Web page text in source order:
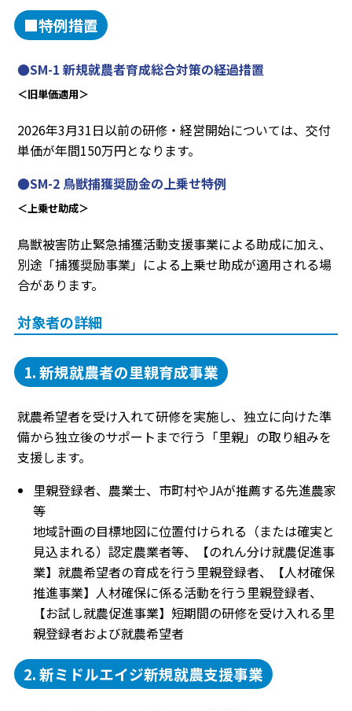
■特例措置
●SM-1 新規就農者育成総合対策の経過措置
＜旧単価適用＞
2026年3月31日以前の研修・経営開始については、交付
単価が年間150万円となります。
●SM-2 鳥獣捕獲奨励金の上乗せ特例
＜上乗せ助成＞
鳥獣被害防止緊急捕獲活動支援事業による助成に加え、
別途「捕獲奨励事業」による上乗せ助成が適用される場
合があります。
対象者の詳細
1. 新規就農者の里親育成事業
就農希望者を受け入れて研修を実施し、独立に向けた準
備から独立後のサポートまで行う「里親」の取り組みを
支援します。
里親登録者、農業士、市町村やJAが推薦する先進農家
等
地域計画の目標地図に位置付けられる（または確実と
見込まれる）認定農業者等、【のれん分け就農促進事
業】就農希望者の育成を行う里親登録者、【人材確保
推進事業】人材確保に係る活動を行う里親登録者、
【お試し就農促進事業】短期間の研修を受け入れる里
親登録者および就農希望者
2. 新ミドルエイジ新規就農支援事業